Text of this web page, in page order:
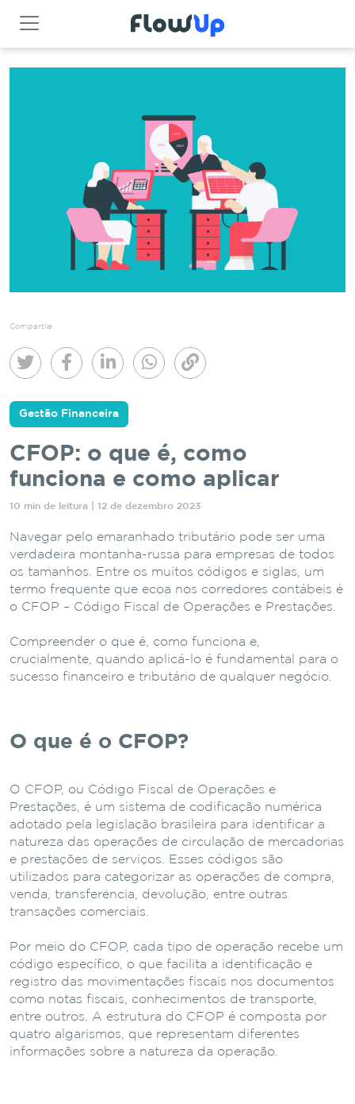
Compartile
Gestão Financeira
CFOP: o que é, como
funciona e como aplicar
10 min de leitura | 12 de dezembro 2023
Navegar pelo emaranhado tributário pode ser uma
verdadeira montanha-russa para empresas de todos
os tamanhos. Entre os muitos códigos e siglas, um
termo frequente que ecoa nos corredores contábeis é
o CFOP – Código Fiscal de Operações e Prestações.
Compreender o que é, como funciona e,
crucialmente, quando aplicá-lo é fundamental para o
sucesso financeiro e tributário de qualquer negócio.
O que é o CFOP?
O CFOP, ou Código Fiscal de Operações e
Prestações, é um sistema de codificação numérica
adotado pela legislação brasileira para identificar a
natureza das operações de circulação de mercadorias
e prestações de serviços. Esses códigos são
utilizados para categorizar as operações de compra,
venda, transferência, devolução, entre outras
transações comerciais.
Por meio do CFOP, cada tipo de operação recebe um
código específico, o que facilita a identificação e
registro das movimentações fiscais nos documentos
como notas fiscais, conhecimentos de transporte,
entre outros. A estrutura do CFOP é composta por
quatro algarismos, que representam diferentes
informações sobre a natureza da operação.